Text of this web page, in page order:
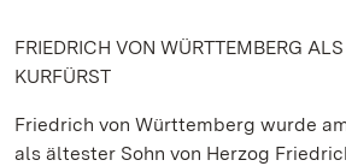
FRIEDRICH VON WÜRTTEMBERG
KURFÜRST
Friedrich von Württemberg wurde
als ältester Sohn von Herzog